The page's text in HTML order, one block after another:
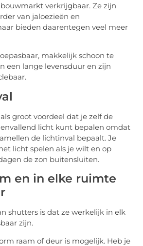
verkrijgbaar. Ze zijn
van jaloezieën en
bieden daarentegen veel meer
makkelijk schoon te
een lange levensduur en zijn
groot voordeel dat je zelf de
licht kunt bepalen omdat
de lichtinval bepaalt. Je
licht spelen als je wilt en op
de zon buitensluiten.
en in elke ruimte
shutters is dat ze werkelijk in elk
zijn.
raam of deur is mogelijk. Heb je